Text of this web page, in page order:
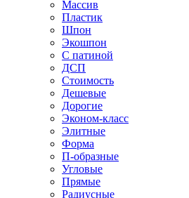
Массив
Пластик
Шпон
Экошпон
С патиной
ДСП
Стоимость
Дешевые
Дорогие
Эконом-класс
Элитные
Форма
П-образные
Угловые
Прямые
Радиусные